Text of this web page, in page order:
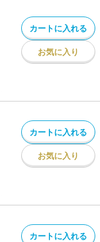
カートに入れる
お気に入り
カートに入れる
お気に入り
カートに入れる